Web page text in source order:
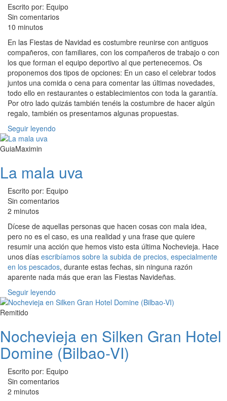
Escrito por: Equipo
Sin comentarios
10 minutos
En las Fiestas de Navidad es costumbre reunirse con antiguos
compañeros, con familiares, con los compañeros de trabajo o con
los que forman el equipo deportivo al que pertenecemos. Os
proponemos dos tipos de opciones: En un caso el celebrar todos
juntos una comida o cena para comentar las últimas novedades,
todo ello en restaurantes o establecimientos con toda la garantía.
Por otro lado quizás también tenéis la costumbre de hacer algún
regalo, también os presentamos algunas propuestas.
Seguir leyendo
GuiaMaximin
La mala uva
Escrito por: Equipo
Sin comentarios
2 minutos
Dícese de aquellas personas que hacen cosas con mala idea,
pero no es el caso, es una realidad y una frase que quiere
resumir una acción que hemos visto esta última Nochevieja. Hace
unos días escribíamos sobre la subida de precios, especialmente
en los pescados, durante estas fechas, sin ninguna razón
aparente nada más que eran las Fiestas Navideñas.
Seguir leyendo
Remitido
Nochevieja en Silken Gran Hotel
Domine (Bilbao-VI)
Escrito por: Equipo
Sin comentarios
2 minutos